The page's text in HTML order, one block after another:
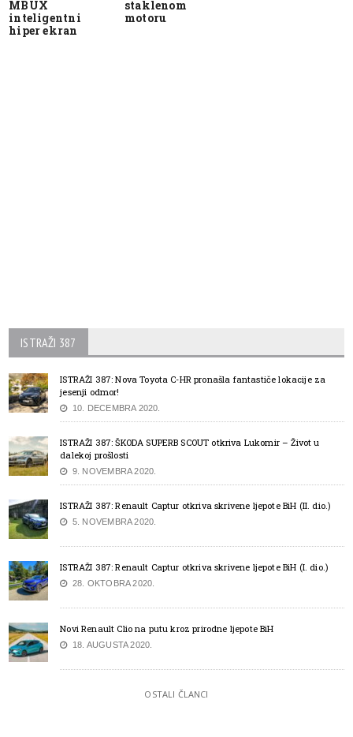
MBUX
inteligentni
hiper ekran
staklenom
motoru
ISTRAŽI 387
ISTRAŽI 387: Nova Toyota C-HR pronašla fantastiče lokacije za
jesenji odmor!
10. DECEMBRA 2020.
ISTRAŽI 387: ŠKODA SUPERB SCOUT otkriva Lukomir – Život u
dalekoj prošlosti
9. NOVEMBRA 2020.
ISTRAŽI 387: Renault Captur otkriva skrivene ljepote BiH (II. dio.)
5. NOVEMBRA 2020.
ISTRAŽI 387: Renault Captur otkriva skrivene ljepote BiH (I. dio.)
28. OKTOBRA 2020.
Novi Renault Clio na putu kroz prirodne ljepote BiH
18. AUGUSTA 2020.
OSTALI ČLANCI